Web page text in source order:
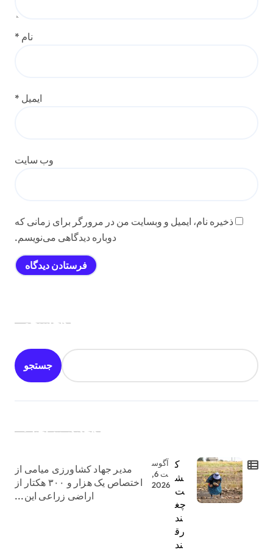
نام *
ایمیل *
وب‌ سایت
ذخیره نام، ایمیل و وبسایت من در مرورگر برای زمانی که
دوباره دیدگاهی می‌نویسم.
جستجو
جستجو
جدیدترین اخبار:
ک
ش
ت
چغ
ند
رق
ند
آگوس
ت 6,
2026
مدیر جهاد کشاورزی میامی از
اختصاص یک هزار و ۳۰۰ هکتار از
اراضی زراعی این...